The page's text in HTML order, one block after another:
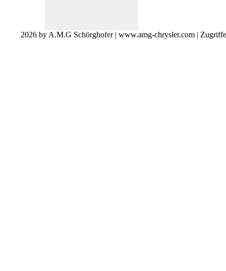
2026 by A.M.G Schörghofer | www.amg-chrysler.com |